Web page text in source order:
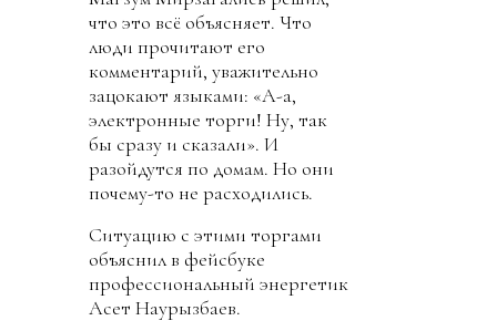
что это всё объясняет. Что
люди прочитают его
комментарий, уважительно
зацокают языками: «А-а,
электронные торги! Ну, так
бы сразу и сказали». И
разойдутся по домам. Но они
почему-то не расходились.
Ситуацию с этими торгами
объяснил в фейсбуке
профессиональный энергетик
Асет Наурызбаев.